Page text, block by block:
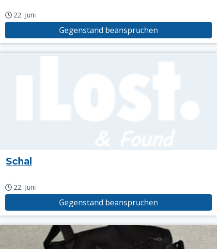
22. Juni
Gegenstand beanspruchen
Schal
22. Juni
Gegenstand beanspruchen